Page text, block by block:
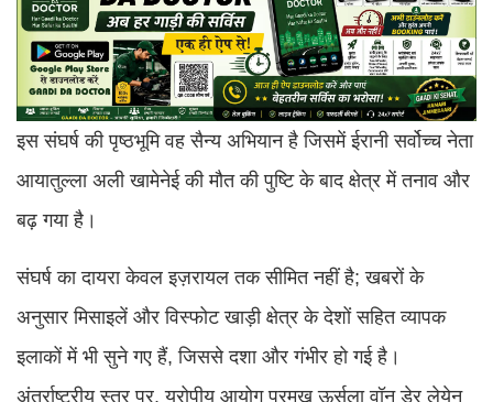
इस संघर्ष की पृष्ठभूमि वह सैन्य अभियान है जिसमें ईरानी सर्वोच्च नेता
आयातुल्ला अली खामेनेई की मौत की पुष्टि के बाद क्षेत्र में तनाव और
बढ़ गया है।
संघर्ष का दायरा केवल इज़रायल तक सीमित नहीं है; खबरों के
अनुसार मिसाइलें और विस्फोट खाड़ी क्षेत्र के देशों सहित व्यापक
इलाकों में भी सुने गए हैं, जिससे दशा और गंभीर हो गई है।
अंतर्राष्ट्रीय स्तर पर, यूरोपीय आयोग प्रमुख ऊर्सुला वॉन डेर लेयेन